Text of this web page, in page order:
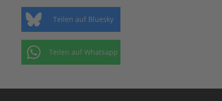
Teilen auf Bluesky
Teilen auf Whatsapp